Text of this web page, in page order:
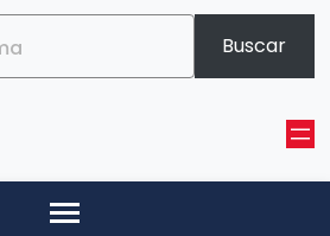
Buscar